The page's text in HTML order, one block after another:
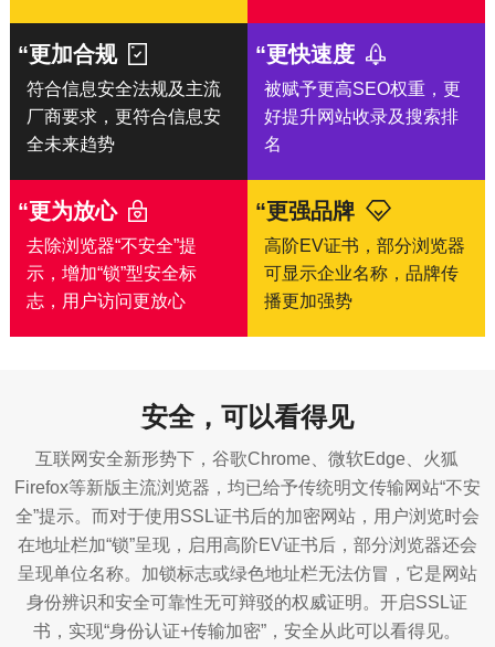
“更加合规
符合信息安全法规及主流
厂商要求，更符合信息安
全未来趋势
“更快速度
被赋予更高SEO权重，更
好提升网站收录及搜索排
名
“更为放心
去除浏览器“不安全”提
示，增加“锁”型安全标
志，用户访问更放心
“更强品牌
高阶EV证书，部分浏览器
可显示企业名称，品牌传
播更加强势
安全，可以看得见
互联网安全新形势下，谷歌Chrome、微软Edge、火狐
Firefox等新版主流浏览器，均已给予传统明文传输网站“不安
全”提示。而对于使用SSL证书后的加密网站，用户浏览时会
在地址栏加“锁”呈现，启用高阶EV证书后，部分浏览器还会
呈现单位名称。加锁标志或绿色地址栏无法仿冒，它是网站
身份辨识和安全可靠性无可辩驳的权威证明。开启SSL证
书，实现“身份认证+传输加密”，安全从此可以看得见。